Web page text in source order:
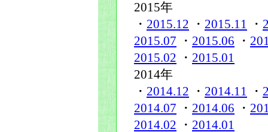
2015年
・ 2015.12 ・ 2015.11 ・
2015.07 ・ 2015.06 ・
2015.02 ・ 2015.01
2014年
・ 2014.12 ・ 2014.11 ・
2014.07 ・ 2014.06 ・
2014.02 ・ 2014.01